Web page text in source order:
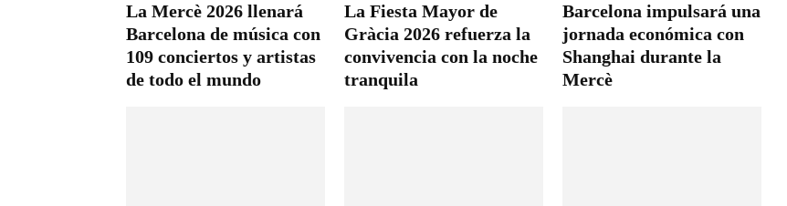
La Mercè 2026 llenará
Barcelona de música con
109 conciertos y artistas
de todo el mundo
La Fiesta Mayor de
Gràcia 2026 refuerza la
convivencia con la noche
tranquila
Barcelona impulsará una
jornada económica con
Shanghai durante la
Mercè